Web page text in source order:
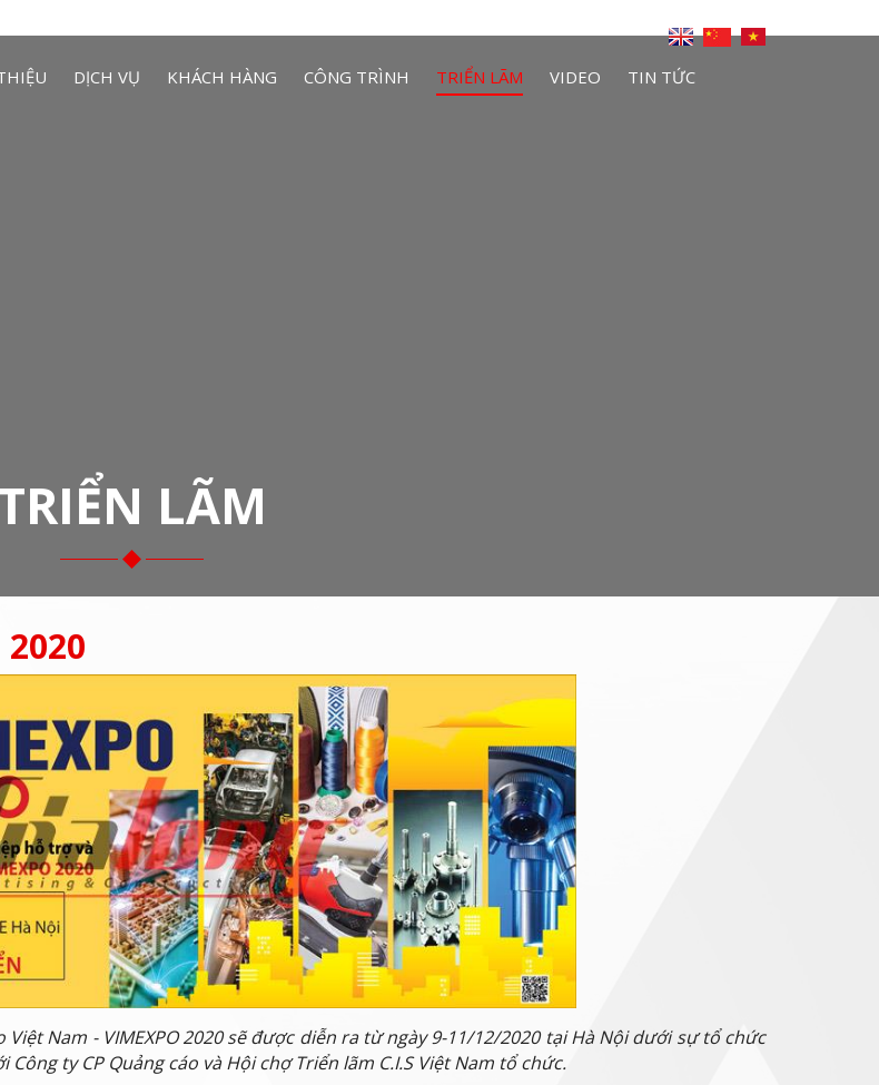
DỊCH VỤ KHÁCH HÀNG CÔNG TRÌNH TRIỂN LÃM VIDEO
TIN TỨC
LÃM
2020
Nam - VIMEXPO 2020 sẽ được diễn ra từ ngày 9-11/12/2020 tại Hà Nội dưới sự tổ chức
ty CP Quảng cáo và Hội chợ Triển lãm C.I.S Việt Nam tổ chức.